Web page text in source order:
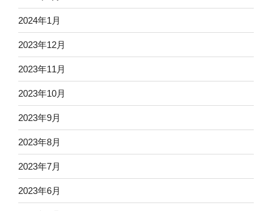
2024年1月
2023年12月
2023年11月
2023年10月
2023年9月
2023年8月
2023年7月
2023年6月